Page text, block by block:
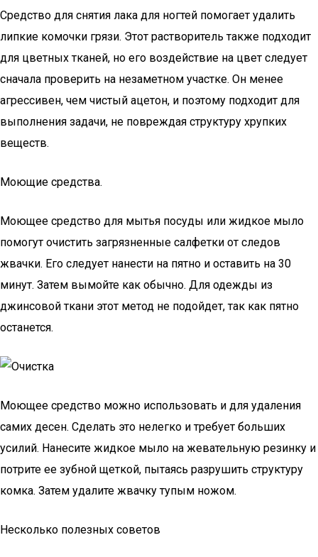
Средство для снятия лака для ногтей помогает удалить
липкие комочки грязи. Этот растворитель также подходит
для цветных тканей, но его воздействие на цвет следует
сначала проверить на незаметном участке. Он менее
агрессивен, чем чистый ацетон, и поэтому подходит для
выполнения задачи, не повреждая структуру хрупких
веществ.
Моющие средства.
Моющее средство для мытья посуды или жидкое мыло
помогут очистить загрязненные салфетки от следов
жвачки. Его следует нанести на пятно и оставить на 30
минут. Затем вымойте как обычно. Для одежды из
джинсовой ткани этот метод не подойдет, так как пятно
останется.
Моющее средство можно использовать и для удаления
самих десен. Сделать это нелегко и требует больших
усилий. Нанесите жидкое мыло на жевательную резинку и
потрите ее зубной щеткой, пытаясь разрушить структуру
комка. Затем удалите жвачку тупым ножом.
Несколько полезных советов